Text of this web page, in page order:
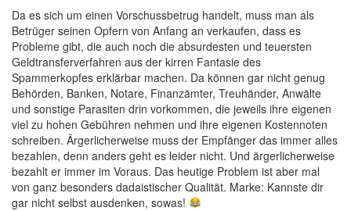
Da es sich um einen Vorschussbetrug handelt, muss man als
Betrüger seinen Opfern von Anfang an verkaufen, dass es
Probleme gibt, die auch noch die absurdesten und teuersten
Geldtransferverfahren aus der kirren Fantasie des
Spammerkopfes erklärbar machen. Da können gar nicht genug
Behörden, Banken, Notare, Finanzämter, Treuhänder, Anwälte
und sonstige Parasiten drin vorkommen, die jeweils ihre eigenen
viel zu hohen Gebühren nehmen und ihre eigenen Kostennoten
schreiben. Ärgerlicherweise muss der Empfänger das immer alles
bezahlen, denn anders geht es leider nicht. Und ärgerlicherweise
bezahlt er immer im Voraus. Das heutige Problem ist aber mal
von ganz besonders dadaistischer Qualität. Marke: Kannste dir
gar nicht selbst ausdenken, sowas!